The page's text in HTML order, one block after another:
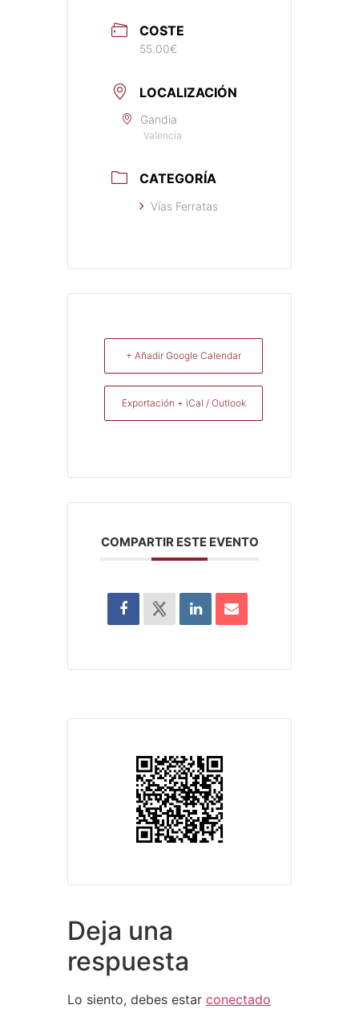
COSTE
55.00€
LOCALIZACIÓN
Gandia
Valencia
CATEGORÍA
Vías Ferratas
+ Añadir Google Calendar
Exportación + iCal / Outlook
COMPARTIR ESTE EVENTO
Deja una
respuesta
Lo siento, debes estar conectado